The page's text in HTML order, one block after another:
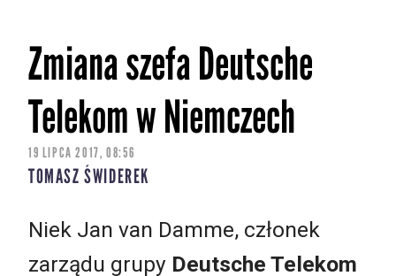
Zmiana szefa Deutsche
Telekom w Niemczech
19 LIPCA 2017, 08:56
TOMASZ ŚWIDEREK
Niek Jan van Damme, członek
zarządu grupy Deutsche Telekom